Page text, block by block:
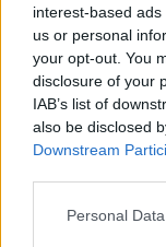
interest-based
us or personal
your opt-out. You
disclosure of your
IAB’s list of
also be disclosed
Downstream
Personal